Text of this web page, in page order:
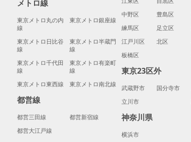
メトロ線
東京メトロ丸の内
線
東京メトロ銀座線
東京メトロ日比谷
線
東京メトロ半蔵門
線
東京メトロ千代田
線
東京メトロ有楽町
線
東京メトロ東西線
東京メトロ南北線
都営線
都営三田線
都営新宿線
都営大江戸線
中野区
豊島区
練馬区
足立区
江戸川区
北区
板橋区
東京23区外
武蔵野市 国分寺市
立川市
神奈川県
横浜市